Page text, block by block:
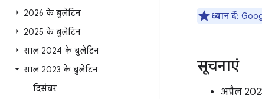
2026 के बुलेटिन
2025 के बुलेटिन
साल 2024 के बुलेटिन
साल 2023 के बुलेटिन
दिसंबर
ध्यान दें:
सूचनाएं
अप्रैल